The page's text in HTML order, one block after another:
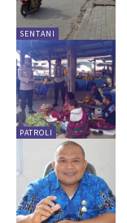
SENTANI
PATROLI